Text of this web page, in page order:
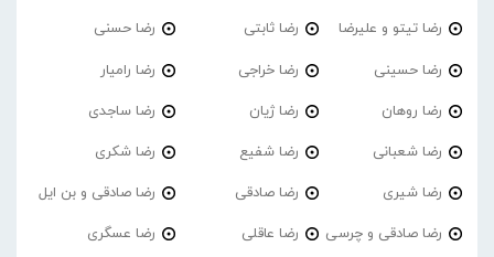
رضا تیتو و علیرضا رضا ثابتی رضا حسنی
رضا حسینی رضا خراجی رضا رامیار
رضا روهان رضا ژیان رضا ساجدی
رضا شعبانی رضا شفیع رضا شکری
رضا شیری رضا صادقی رضا صادقی و بن ایل
رضا صادقی و چرسی رضا عاقلی رضا عسگری